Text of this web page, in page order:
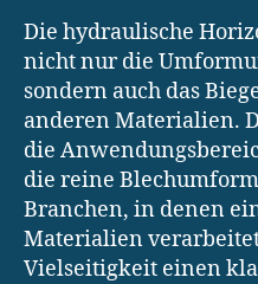
Die hydraulische
nicht nur die
sondern auch das
anderen Materialien.
die
die reine
Branchen, in denen
Materialien
Vielseitigkeit einen